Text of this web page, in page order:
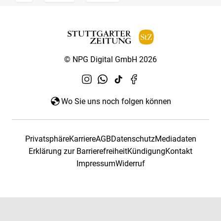
© NPG Digital GmbH 2026
Wo Sie uns noch folgen können
PrivatsphäreKarriereAGBDatenschutzMediadaten
Erklärung zur BarrierefreiheitKündigungKontakt
ImpressumWiderruf